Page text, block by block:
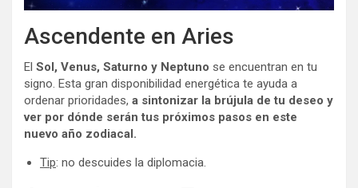
Ascendente en Aries
El Sol, Venus, Saturno y Neptuno se encuentran en tu
signo. Esta gran disponibilidad energética te ayuda a
ordenar prioridades, a sintonizar la brújula de tu deseo y
ver por dónde serán tus próximos pasos en este
nuevo año zodiacal.
Tip: no descuides la diplomacia.